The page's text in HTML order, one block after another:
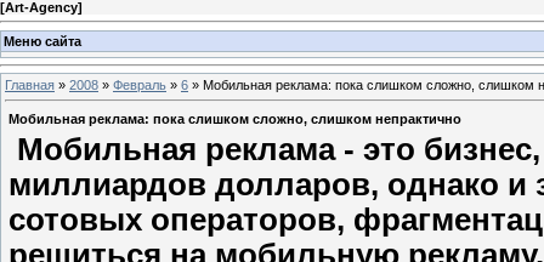
[Art-Agency]
Меню сайта
Главная » 2008 » Февраль » 6 » Мобильная реклама: пока слишком сложно, слишком
Мобильная реклама: пока слишком сложно, слишком непрактично
Мобильная реклама - это
миллиардов долларов, однако и
сотовых операторов,
решиться на мобильную